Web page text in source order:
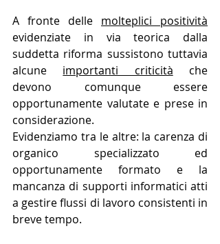
A fronte delle molteplici positività
evidenziate in via teorica dalla
suddetta riforma sussistono tuttavia
alcune importanti criticità che
devono comunque essere
opportunamente valutate e prese in
considerazione.
Evidenziamo tra le altre: la carenza di
organico specializzato ed
opportunamente formato e la
mancanza di supporti informatici atti
a gestire flussi di lavoro consistenti in
breve tempo.